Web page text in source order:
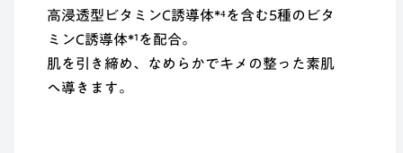
高浸透型ビタミンC誘導体*⁴を含む5種のビタ
ミンC誘導体*¹を配合。
肌を引き締め、なめらかでキメの整った素肌
へ導きます。